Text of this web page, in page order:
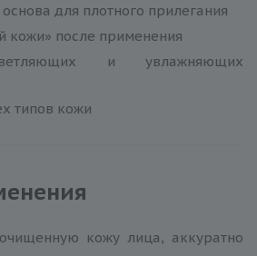
для плотного прилегания
кожи» после применения
и увлажняющих
типов кожи
кожу лица, аккуратно